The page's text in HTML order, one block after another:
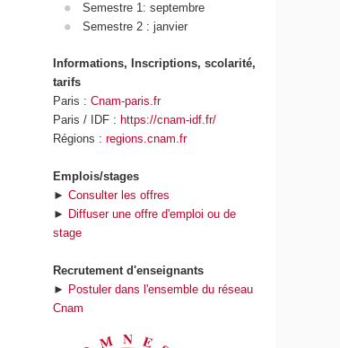
Semestre 1: septembre
Semestre 2 : janvier
Informations, Inscriptions, scolarité,
tarifs
Paris :Cnam-paris.fr
Paris / IDF :https://cnam-idf.fr/
Régions :regions.cnam.fr
Emplois/stages
►Consulter les offres
► Diffuser une offre d'emploi ou de
stage
Recrutement d'enseignants
► Postuler dans l'ensemble du réseau
Cnam